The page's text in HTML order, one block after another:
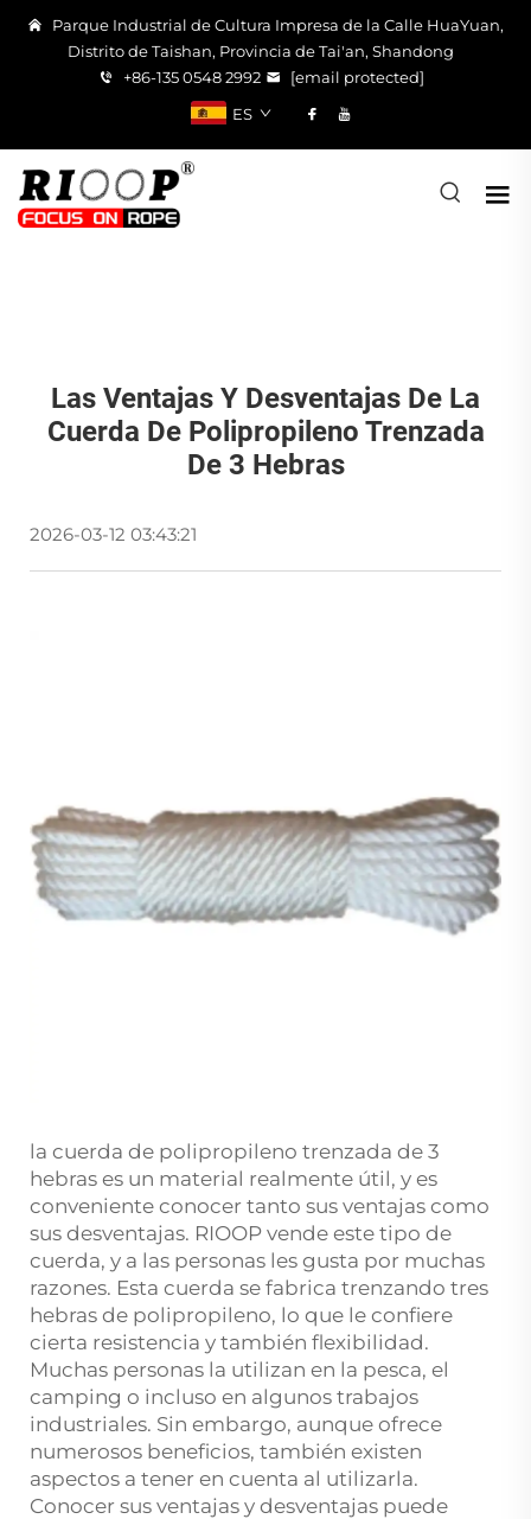
Parque Industrial de Cultura Impresa de la Calle HuaYuan,
Distrito de Taishan, Provincia de Tai'an, Shandong
+86-135 0548 2992
[email protected]
ES
Las Ventajas Y Desventajas De La
Cuerda De Polipropileno Trenzada
De 3 Hebras
2026-03-12 03:43:21
la cuerda de polipropileno trenzada de 3
hebras es un material realmente útil, y es
conveniente conocer tanto sus ventajas como
sus desventajas. RIOOP vende este tipo de
cuerda, y a las personas les gusta por muchas
razones. Esta cuerda se fabrica trenzando tres
hebras de polipropileno, lo que le confiere
cierta resistencia y también flexibilidad.
Muchas personas la utilizan en la pesca, el
camping o incluso en algunos trabajos
industriales. Sin embargo, aunque ofrece
numerosos beneficios, también existen
aspectos a tener en cuenta al utilizarla.
Conocer sus ventajas y desventajas puede